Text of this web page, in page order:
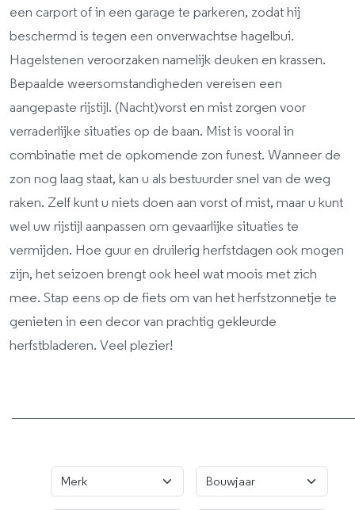
een carport of in een garage te parkeren, zodat hij
beschermd is tegen een onverwachtse hagelbui.
Hagelstenen veroorzaken namelijk deuken en krassen.
Bepaalde weersomstandigheden vereisen een
aangepaste rijstijl. (Nacht)vorst en mist zorgen voor
verraderlijke situaties op de baan. Mist is vooral in
combinatie met de opkomende zon funest. Wanneer de
zon nog laag staat, kan u als bestuurder snel van de weg
raken. Zelf kunt u niets doen aan vorst of mist, maar u kunt
wel uw rijstijl aanpassen om gevaarlijke situaties te
vermijden. Hoe guur en druilerig herfstdagen ook mogen
zijn, het seizoen brengt ook heel wat moois met zich
mee. Stap eens op de fiets om van het herfstzonnetje te
genieten in een decor van prachtig gekleurde
herfstbladeren. Veel plezier!